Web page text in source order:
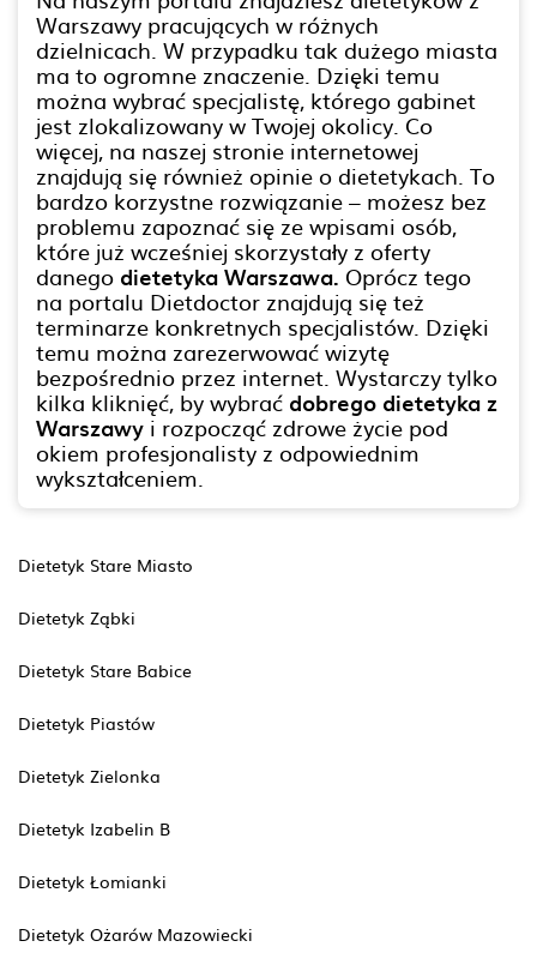
Warszawy pracujących w różnych
dzielnicach. W przypadku tak dużego miasta
ma to ogromne znaczenie. Dzięki temu
można wybrać specjalistę, którego gabinet
jest zlokalizowany w Twojej okolicy. Co
więcej, na naszej stronie internetowej
znajdują się również opinie o dietetykach. To
bardzo korzystne rozwiązanie – możesz bez
problemu zapoznać się ze wpisami osób,
które już wcześniej skorzystały z oferty
danego dietetyka Warszawa. Oprócz tego
na portalu Dietdoctor znajdują się też
terminarze konkretnych specjalistów. Dzięki
temu można zarezerwować wizytę
bezpośrednio przez internet. Wystarczy tylko
kilka kliknięć, by wybrać dobrego dietetyka z
Warszawy i rozpocząć zdrowe życie pod
okiem profesjonalisty z odpowiednim
wykształceniem.
Dietetyk Stare Miasto
Dietetyk Ząbki
Dietetyk Stare Babice
Dietetyk Piastów
Dietetyk Zielonka
Dietetyk Izabelin B
Dietetyk Łomianki
Dietetyk Ożarów Mazowiecki